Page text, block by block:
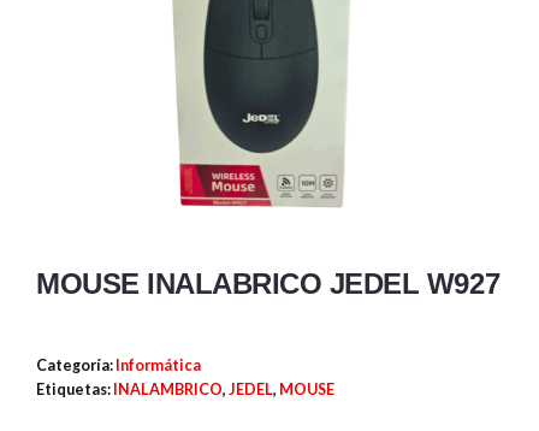
MOUSE INALABRICO JEDEL W927
Categoría: Informática
Etiquetas: INALAMBRICO, JEDEL, MOUSE